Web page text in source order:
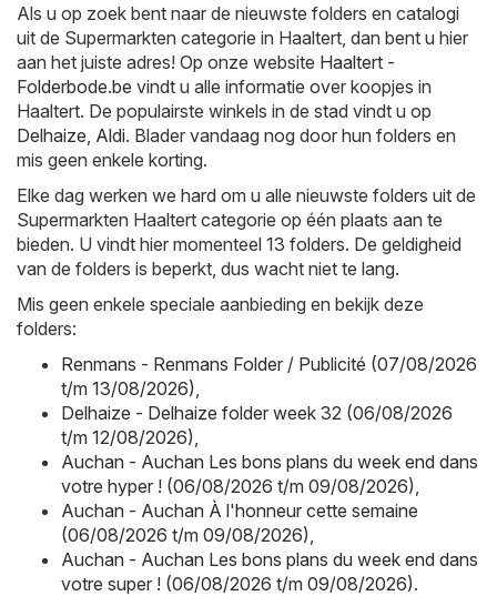
Als u op zoek bent naar de nieuwste folders en catalogi
uit de Supermarkten categorie in Haaltert, dan bent u hier
aan het juiste adres! Op onze website Haaltert -
Folderbode.be vindt u alle informatie over koopjes in
Haaltert. De populairste winkels in de stad vindt u op
Delhaize Aldi. Blader vandaag nog door hun folders en
mis geen enkele korting.
Elke dag werken we hard om u alle nieuwste folders uit de
Supermarkten Haaltert categorie op één plaats aan te
bieden. U vindt hier momenteel 13 folders. De geldigheid
van de folders is beperkt, dus wacht niet te lang.
Mis geen enkele speciale aanbieding en bekijk deze
folders:
Renmans - Renmans Folder / Publicité (07/08/2026
t/m 13/08/2026)
Delhaize - Delhaize folder week 32 (06/08/2026
t/m 12/08/2026)
Auchan - Auchan Les bons plans du week end dans
votre hyper ! (06/08/2026 t/m 09/08/2026)
Auchan - Auchan À l'honneur cette semaine
(06/08/2026 t/m 09/08/2026)
Auchan - Auchan Les bons plans du week end dans
votre super ! (06/08/2026 t/m 09/08/2026).